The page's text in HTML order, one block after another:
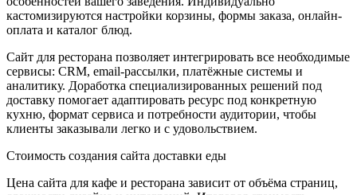
кастомизируются настройки корзины, формы заказа, онлайн-
оплата и каталог блюд.
Сайт для ресторана позволяет интегрировать все необходимые
сервисы: CRM, email-рассылки, платёжные системы и
аналитику. Доработка специализированных решений под
доставку помогает адаптировать ресурс под конкретную
кухню, формат сервиса и потребности аудитории, чтобы
клиенты заказывали легко и с удовольствием.
Стоимость создания сайта доставки еды
Цена сайта для кафе и ресторана зависит от объёма страниц,